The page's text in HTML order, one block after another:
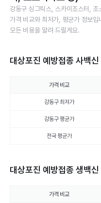
강동구 싱그릭스, 스카이조스터,
가격 비교와 최저가, 평균가 정보
모든 비용을 알려 드릴게요.
대상포진 예방접종 사백
가격 비교
강동구 최저가
강동구 평균가
전국 평균가
대상포진 예방접종 생백
가격 비교